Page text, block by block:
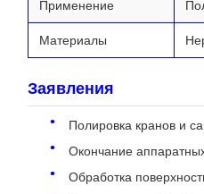
Применение
Материалы
Заявления
Полировка кранов и
Окончание
Обработка